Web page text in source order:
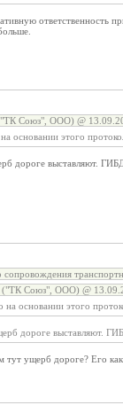
ответственность
Союз", ООО) @
основании этого
дороге выставляют.
сопровождения
("ТК Союз", ООО) @
основании этого
дороге выставляют.
ущерб дороге? Его